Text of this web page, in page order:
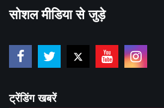
सोशल मीडिया से जुड़े
ट्रेंडिंग खबरें